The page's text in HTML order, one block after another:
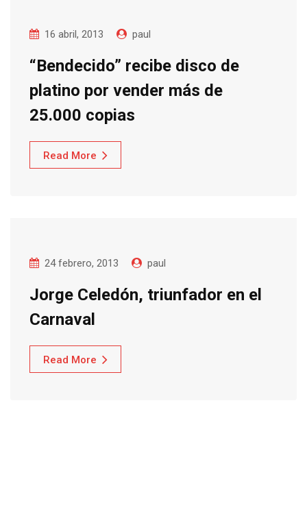
16 abril, 2013 paul
“Bendecido” recibe disco de
platino por vender más de
25.000 copias
Read More
24 febrero, 2013 paul
Jorge Celedón, triunfador en el
Read More